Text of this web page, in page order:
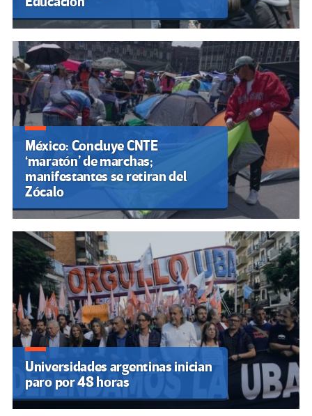
México: Concluye CNTE
‘maratón’ de marchas;
manifestantes se retiran del
Zócalo
Universidades argentinas inician
paro por 48 horas